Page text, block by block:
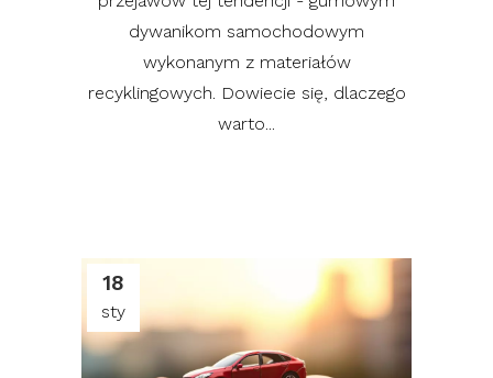
dywanikom samochodowym
wykonanym z materiałów
recyklingowych. Dowiecie się, dlaczego
warto...
18
sty